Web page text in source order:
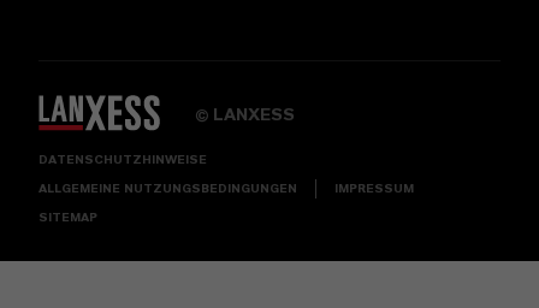
© LANXESS
DATENSCHUTZHINWEISE
ALLGEMEINE NUTZUNGSBEDINGUNGEN IMPRESSUM
SITEMAP